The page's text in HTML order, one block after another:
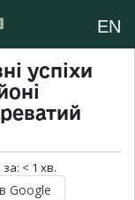
EN
успіхи
< 1 хв.
Google